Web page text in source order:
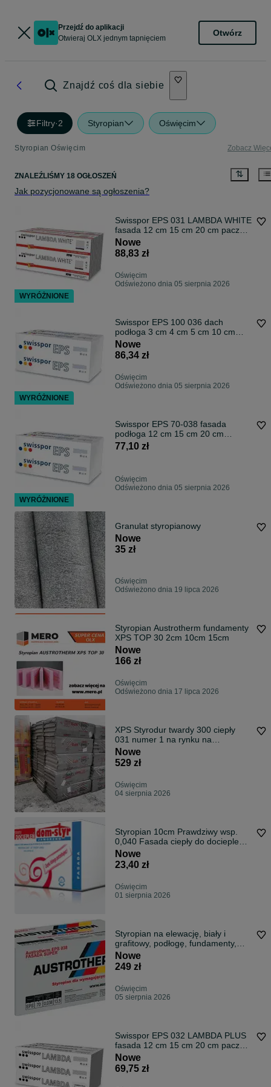
Przejdź do aplikacji
Otwieraj OLX jednym tapnięciem
Otwórz
Znajdź coś dla siebie
Filtry·2 Styropian Oświęcim
Styropian Oświęcim Zobacz
ZNALEŹLIŚMY 18 OGŁOSZEŃ
Jak pozycjonowane są ogłoszenia?
Swisspor EPS 031 LAMBDA WHITE
fasada 12 cm 15 cm 20 cm paczka
0,296 m3
Nowe
88,83 zł
Oświęcim
Odświeżono dnia 05 sierpnia 2026
Swisspor EPS 100 036 dach
podłoga 3 cm 4 cm 5 cm 10 cm
paczka 0,30 m3
Nowe
86,34 zł
Oświęcim
Odświeżono dnia 05 sierpnia 2026
Swisspor EPS 70-038 fasada
podłoga 12 cm 15 cm 20 cm
paczka 0,30 m3
77,10 zł
Oświęcim
Odświeżono dnia 05 sierpnia 2026
Granulat styropianowy
Nowe
35 zł
Oświęcim
Odświeżono dnia 19 lipca 2026
Styropian Austrotherm fundamenty
XPS TOP 30 2cm 10cm 15cm
Nowe
166 zł
Oświęcim
Odświeżono dnia 17 lipca 2026
XPS Styrodur twardy 300 ciepły
031 numer 1 na rynku na
fundament
Nowe
529 zł
Oświęcim
04 sierpnia 2026
Styropian 10cm Prawdziwy wsp.
0,040 Fasada ciepły do dociepleń
ścian
Nowe
23,40 zł
Oświęcim
01 sierpnia 2026
Styropian na elewację, biały i
grafitowy, podłogę, fundamenty,
różne grubości, Austrotherm,
Paneltech, Swisspor prosto z
fabryki,
Nowe
249 zł
Oświęcim
05 sierpnia 2026
Swisspor EPS 032 LAMBDA PLUS
fasada 12 cm 15 cm 20 cm paczka
0,30 m3
Nowe
69,75 zł
WYRÓŻNIONE
WYRÓŻNIONE
WYRÓŻNIONE